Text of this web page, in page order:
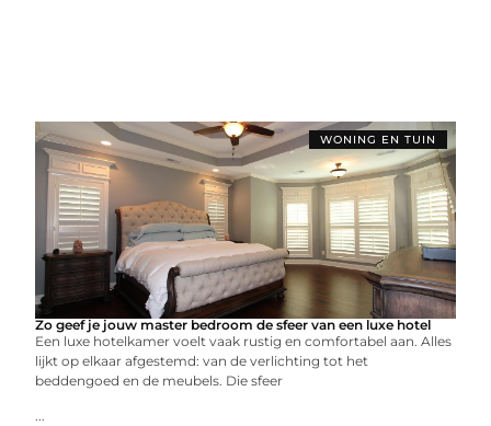
WONING EN TUIN
Zo geef je jouw master bedroom de sfeer van een luxe hotel
Een luxe hotelkamer voelt vaak rustig en comfortabel aan. Alles
lijkt op elkaar afgestemd: van de verlichting tot het
beddengoed en de meubels. Die sfeer
...